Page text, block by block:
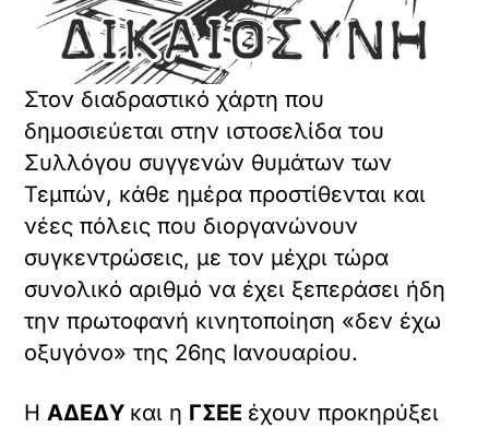
Στον διαδραστικό χάρτη που
δημοσιεύεται στην ιστοσελίδα του
Συλλόγου συγγενών θυμάτων των
Τεμπών, κάθε ημέρα προστίθενται και
νέες πόλεις που διοργανώνουν
συγκεντρώσεις, με τον μέχρι τώρα
συνολικό αριθμό να έχει ξεπεράσει ήδη
την πρωτοφανή κινητοποίηση «δεν έχω
οξυγόνο» της 26ης Ιανουαρίου.
ΗΑΔΕΔΥ και η ΓΣΕΕ έχουν προκηρύξει